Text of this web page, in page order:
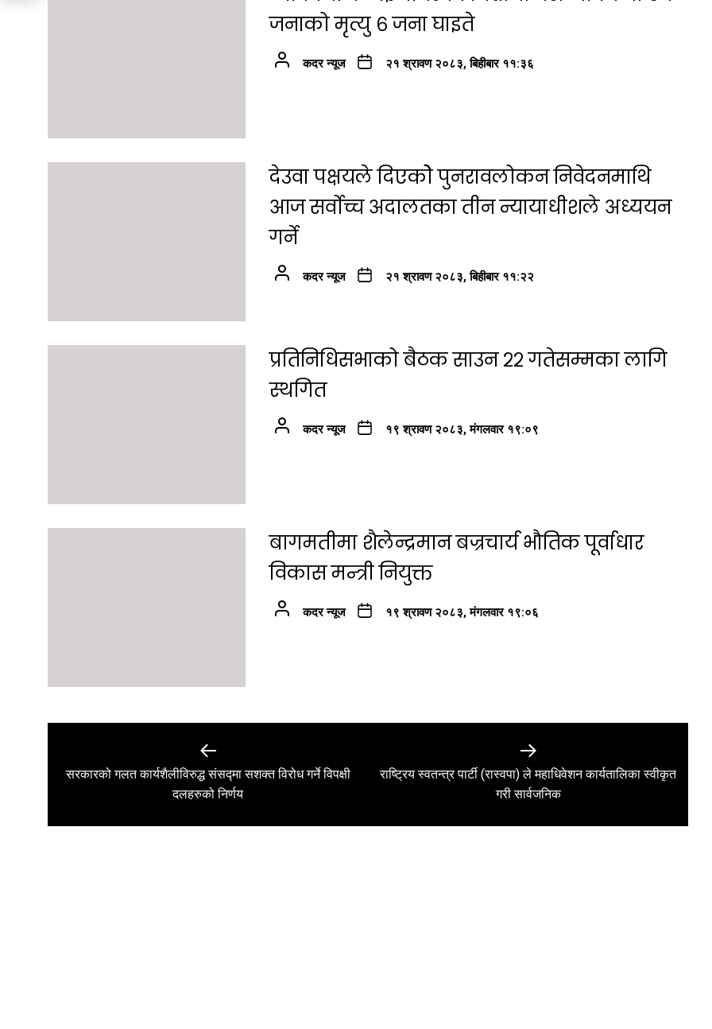
जनाको मृत्यु ६ जना घाइते
कदर न्यूज २१ श्रावण २०८३, बिहीबार ११:३६
देउवा पक्षयले दिएकोे पुनरावलोकन निवेदनमाथि
आज सर्वोच्च अदालतका तीन न्यायाधीशले अध्ययन
गर्ने
कदर न्यूज २१ श्रावण २०८३, बिहीबार ११:२२
प्रतिनिधिसभाको बैठक साउन २२ गतेसम्मका लागि
स्थगित
कदर न्यूज १९ श्रावण २०८३, मंगलवार १९:०९
बागमतीमा शैलेन्द्रमान बज्रचार्य भौतिक पूर्वाधार
विकास मन्त्री नियुक्त
कदर न्यूज १९ श्रावण २०८३, मंगलवार १९:०६
navigation
Previous
post:
सरकारको गलत कार्यशैलीविरुद्ध संसद्मा सशक्त विरोध गर्ने विपक्षी
दलहरुको निर्णय
Next
post:
राष्ट्रिय स्वतन्त्र पार्टी (रास्वपा) ले महाधिवेशन कार्यतालिका स्वीकृत
गरी सार्वजनिक